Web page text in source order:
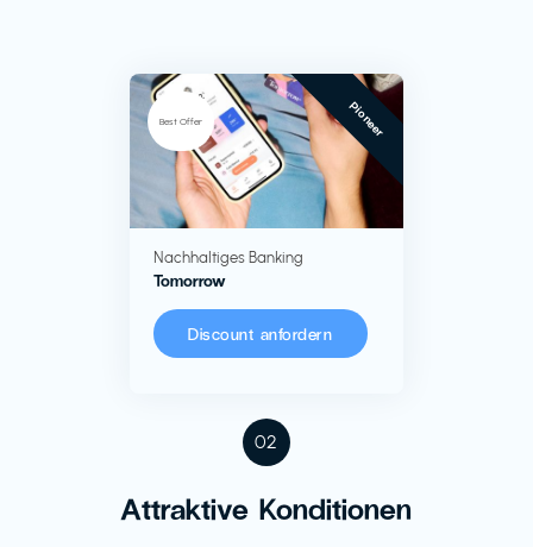
02
Attraktive Konditionen
Best Offer Pioneer
Nachhaltiges Banking
Tomorrow
Discount anfordern